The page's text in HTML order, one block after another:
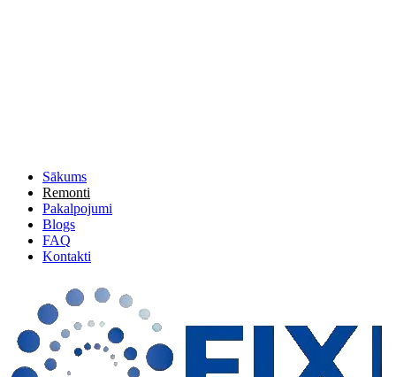
Sākums
Remonti
Pakalpojumi
Blogs
FAQ
Kontakti